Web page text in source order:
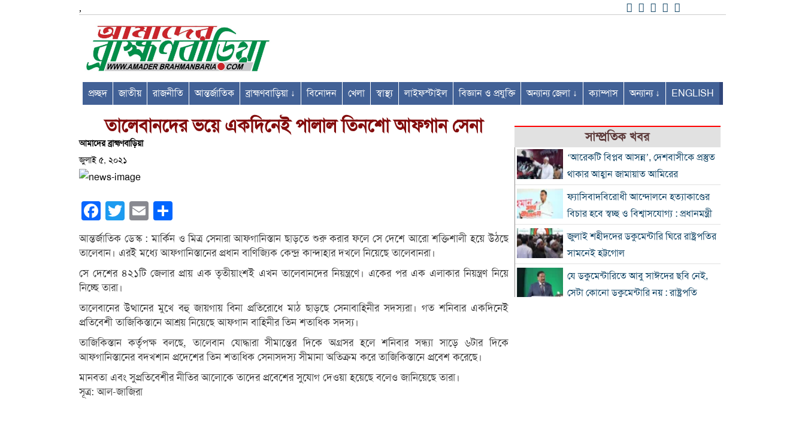
,
প্রচ্ছদ জাতীয় রাজনীতি আন্তর্জাতিক ব্রাহ্মণবাড়িয়া ↓ বিনোদন খেলা স্বাস্থ্য লাইফস্টাইল বিজ্ঞান ও প্রযুক্তি অন্যান্য জেলা ↓ ক্যাম্পাস অন্যান্য ↓ ENGLISH
তালেবানদের ভয়ে একদিনেই পালাল তিনশো আফগান সেনা
আমাদের ব্রাহ্মণবাড়িয়া
জুলাই ৫, ২০২১
Facebook
Twitter Email
আন্তর্জাতিক ডেস্ক : মার্কিন ও মিত্র সেনারা আফগানিস্তান ছাড়তে শুরু করার ফলে সে দেশে আরো শক্তিশালী হয়ে উঠছে
তালেবান। এরই মধ্যে আফগানিস্তানের প্রধান বাণিজ্যিক কেন্দ্র কান্দাহার দখলে নিয়েছে তালেবানরা।
সে দেশের ৪২১টি জেলার প্রায় এক তৃতীয়াংশই এখন তালেবানদের নিয়ন্ত্রণে। একের পর এক এলাকার নিয়ন্ত্রণ নিয়ে
নিচ্ছে তারা।
তালেবানের উত্থানের মুখে বহু জায়গায় বিনা প্রতিরোধে মাঠ ছাড়ছে সেনাবাহিনীর সদস্যরা। গত শনিবার একদিনেই
প্রতিবেশী তাজিকিস্তানে আশ্রয় নিয়েছে আফগান বাহিনীর তিন শতাধিক সদস্য।
তাজিকিস্তান কর্তৃপক্ষ বলছে, তালেবান যোদ্ধারা সীমান্তের দিকে অগ্রসর হলে শনিবার সন্ধ্যা সাড়ে ৬টার দিকে
আফগানিস্তানের বদখশান প্রদেশের তিন শতাধিক সেনাসদস্য সীমানা অতিক্রম করে তাজিকিস্তানে প্রবেশ করেছে।
মানবতা এবং সুপ্রতিবেশীর নীতির আলোকে তাদের প্রবেশের সুযোগ দেওয়া হয়েছে বলেও জানিয়েছে তারা।
সূত্র: আল-জাজিরা
সাম্প্রতিক খবর
‘আরেকটি বিপ্লব আসন্ন’, দেশবাসীকে প্রস্তুত
থাকার আহ্বান জামায়াত আমিরের
ফ্যাসিবাদবিরোধী আন্দোলনে হত্যাকাণ্ডের
বিচার হবে স্বচ্ছ ও বিশ্বাসযোগ্য : প্রধানমন্ত্রী
জুলাই শহীদদের ডকুমেন্টারি ঘিরে রাষ্ট্রপতির
সামনেই হট্টগোল
যে ডকুমেন্টারিতে আবু সাঈদের ছবি নেই,
সেটা কোনো ডকুমেন্টারি নয় : রাষ্ট্রপতি